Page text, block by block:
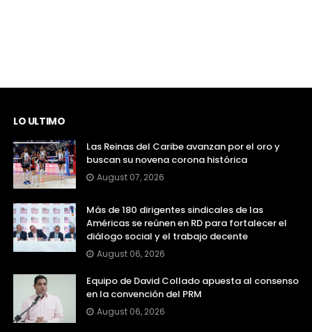
LO ULTIMO
Las Reinas del Caribe avanzan por el oro y
buscan su novena corona histórica
August 07, 2026
Más de 180 dirigentes sindicales de las
Américas se reúnen en RD para fortalecer el
diálogo social y el trabajo decente
August 06, 2026
Equipo de David Collado apuesta al consenso
en la convención del PRM
August 06, 2026